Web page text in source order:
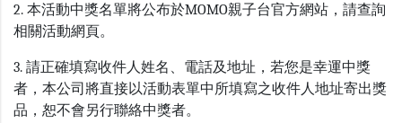
2. 本活動中獎名單將公布於MOMO親子台官方網站，請查詢
相關活動網頁。
3. 請正確填寫收件人姓名、電話及地址，若您是幸運中獎
者，本公司將直接以活動表單中所填寫之收件人地址寄出獎
品，恕不會另行聯絡中獎者。